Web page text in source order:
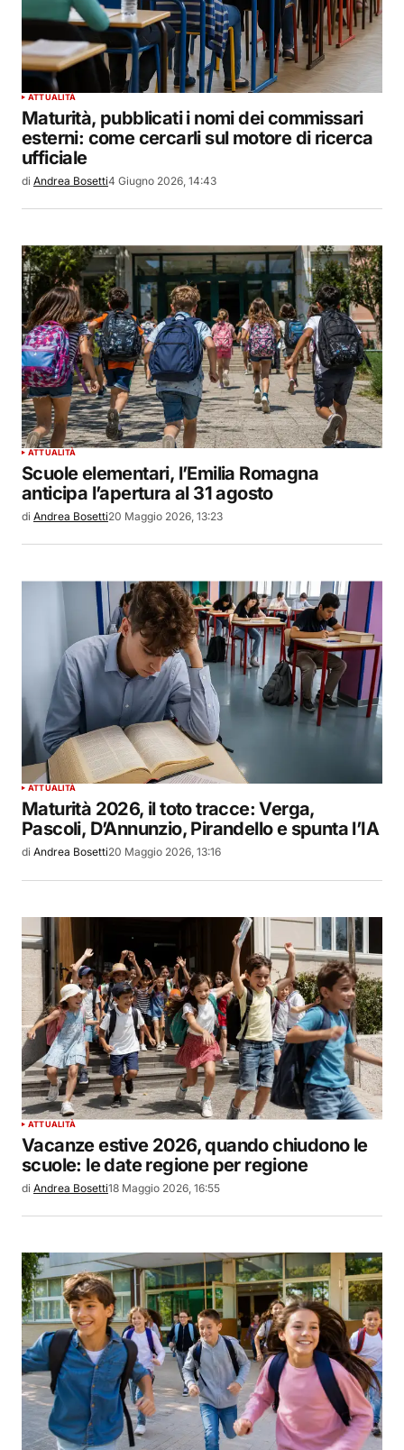
ATTUALITÀ
Maturità, pubblicati i nomi dei commissari
esterni: come cercarli sul motore di ricerca
ufficiale
di Andrea Bosetti4 Giugno 2026, 14:43
ATTUALITÀ
Scuole elementari, l’Emilia Romagna
anticipa l’apertura al 31 agosto
di Andrea Bosetti20 Maggio 2026, 13:23
ATTUALITÀ
Maturità 2026, il toto tracce: Verga,
Pascoli, D’Annunzio, Pirandello e spunta l’IA
di Andrea Bosetti20 Maggio 2026, 13:16
ATTUALITÀ
Vacanze estive 2026, quando chiudono le
scuole: le date regione per regione
di Andrea Bosetti18 Maggio 2026, 16:55